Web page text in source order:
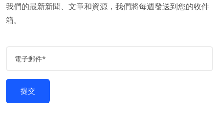
我們的最新新聞、文章和資源，我們將每週發送到您的收件
箱。